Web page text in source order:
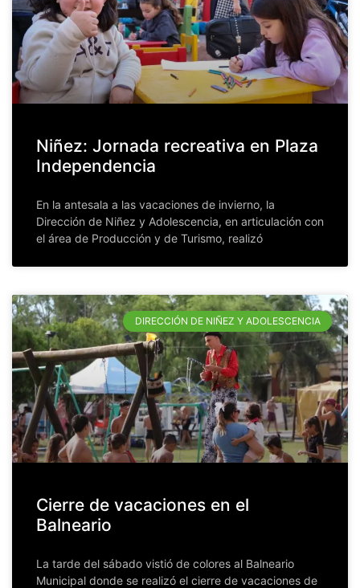
Niñez: Jornada recreativa en Plaza
Independencia
En la antesala a las vacaciones de invierno, la
Dirección de Niñez y Adolescencia, en articulación con
el área de Producción y de Turismo, realizó
DIRECCIÓN DE NIÑEZ Y ADOLESCENCIA
Cierre de vacaciones en el
Balneario
La tarde del sábado vistió de colores al Balneario
Municipal donde se realizó el cierre de vacaciones de